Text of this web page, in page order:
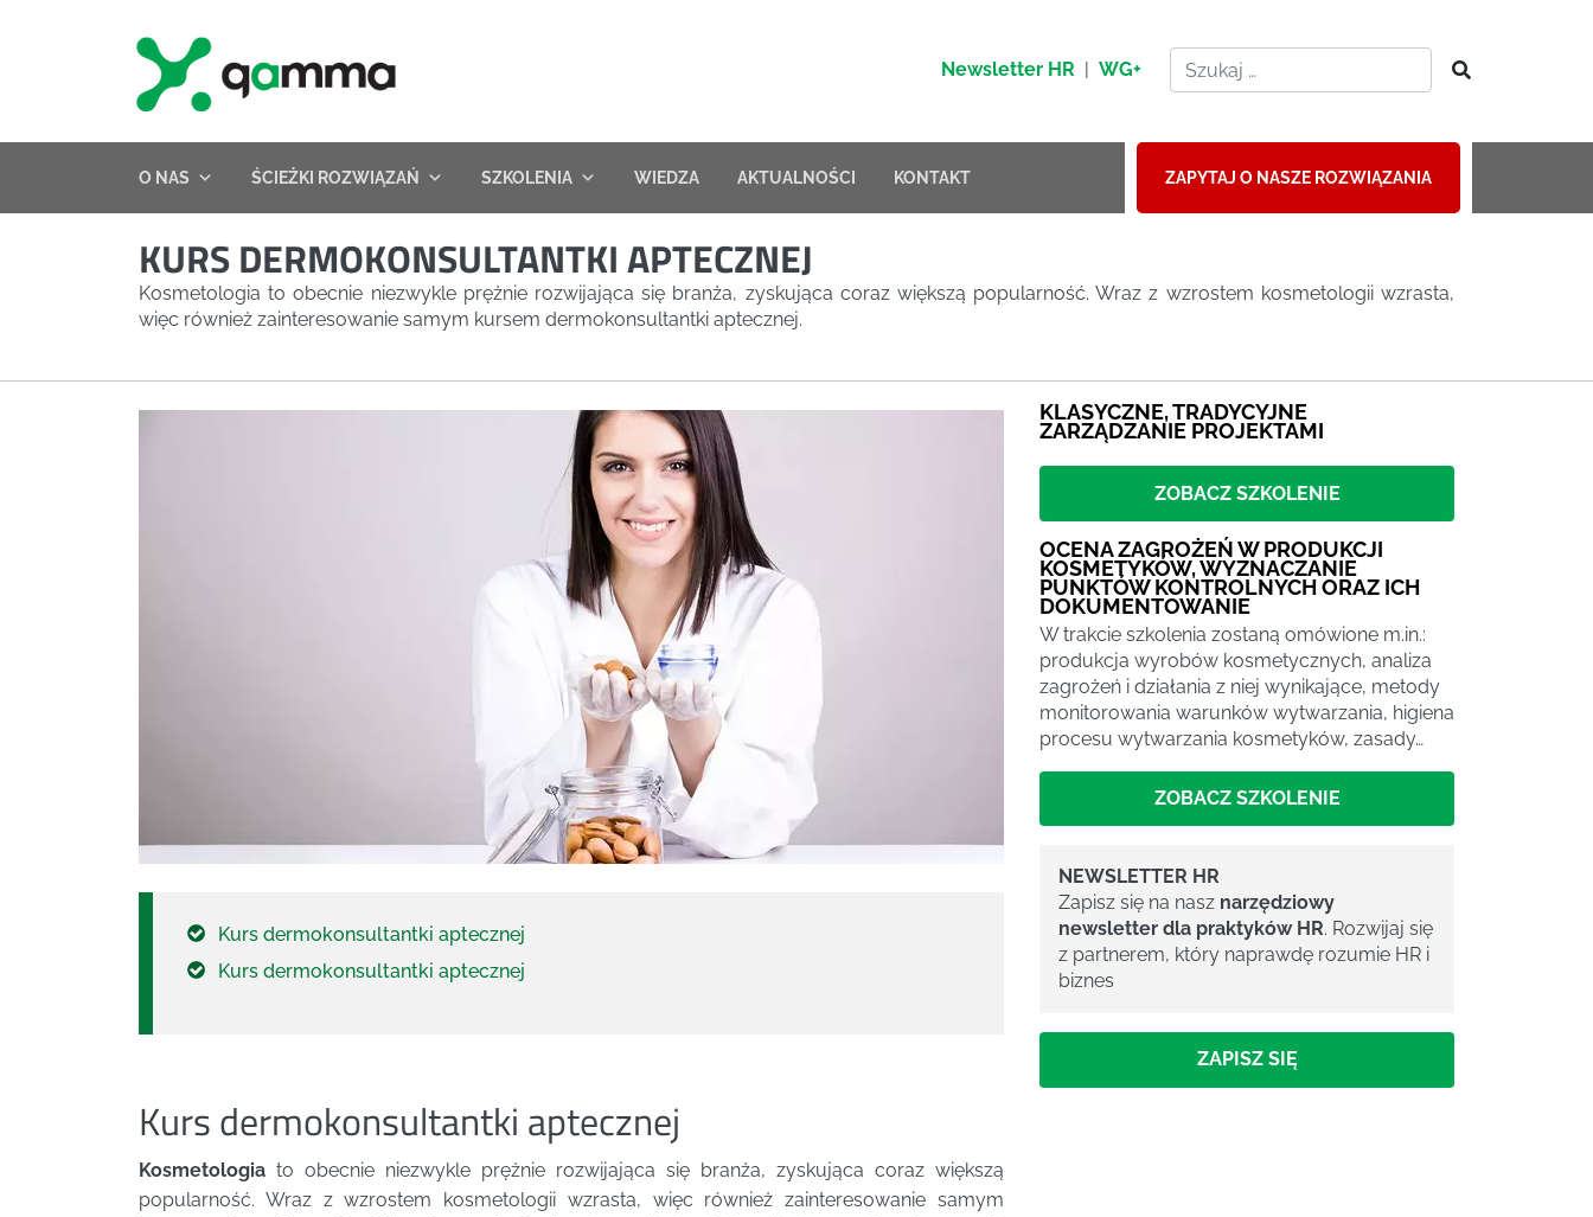
Newsletter HR | WG+
O NAS ŚCIEŻKI ROZWIĄZAŃ SZKOLENIA WIEDZA AKTUALNOŚCI KONTAKT ZAPYTAJ O NASZE ROZWIĄZANIA
KURS DERMOKONSULTANTKI APTECZNEJ
Kosmetologia to obecnie niezwykle prężnie rozwijająca się branża, zyskująca coraz większą popularność. Wraz z wzrostem kosmetologii wzrasta,
więc również zainteresowanie samym kursem dermokonsultantki aptecznej.
Kurs dermokonsultantki aptecznej
Kurs dermokonsultantki aptecznej
Kurs dermokonsultantki aptecznej
Kosmetologia to obecnie niezwykle prężnie rozwijająca się branża, zyskująca coraz większą
popularność. Wraz z wzrostem kosmetologii wzrasta, więc również zainteresowanie samym
KLASYCZNE, TRADYCYJNE
ZARZĄDZANIE PROJEKTAMI
ZOBACZ SZKOLENIE
OCENA ZAGROŻEŃ W PRODUKCJI
KOSMETYKÓW, WYZNACZANIE
PUNKTÓW KONTROLNYCH ORAZ ICH
DOKUMENTOWANIE
W trakcie szkolenia zostaną omówione m.in.:
produkcja wyrobów kosmetycznych, analiza
zagrożeń i działania z niej wynikające, metody
monitorowania warunków wytwarzania, higiena
procesu wytwarzania kosmetyków, zasady…
ZOBACZ SZKOLENIE
NEWSLETTER HR
Zapisz się na nasz narzędziowy
newsletter dla praktyków HR. Rozwijaj się
z partnerem, który naprawdę rozumie HR i
biznes
ZAPISZ SIĘ